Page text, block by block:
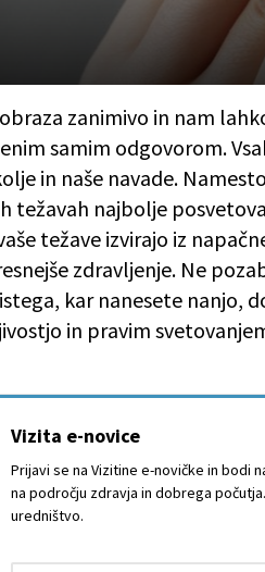
zanimivo in nam
samim odgovorom.
in naše navade.
težavah najbolje
težave izvirajo iz
zdravljenje. Ne
kar nanesete nanjo,
in pravim
Vizita e-novice
Prijavi se na Vizitine e-novičke in bodi
na področju zdravja in dobrega
uredništvo.